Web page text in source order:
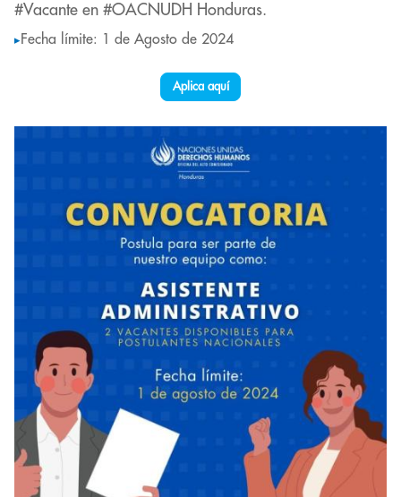
#Vacante en #OACNUDH Honduras.
▸Fecha límite: 1 de Agosto de 2024
Aplica aquí